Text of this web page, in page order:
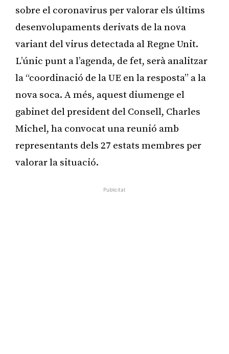
sobre el coronavirus per valorar els últims
desenvolupaments derivats de la nova
variant del virus detectada al Regne Unit.
L’únic punt a l’agenda, de fet, serà analitzar
la “coordinació de la UE en la resposta” a la
nova soca. A més, aquest diumenge el
gabinet del president del Consell, Charles
Michel, ha convocat una reunió amb
representants dels 27 estats membres per
valorar la situació.
Publicitat